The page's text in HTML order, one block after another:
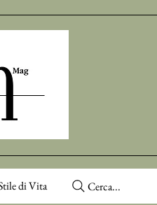
di Vita Cerca...